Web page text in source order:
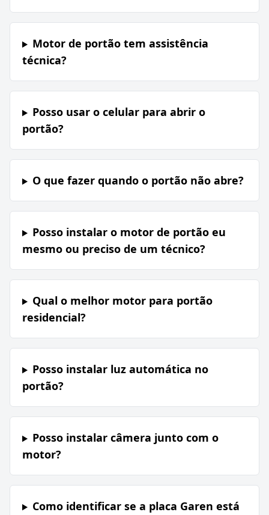
Motor de portão tem assistência
técnica?
Posso usar o celular para abrir o
portão?
O que fazer quando o portão não abre?
Posso instalar o motor de portão eu
mesmo ou preciso de um técnico?
Qual o melhor motor para portão
residencial?
Posso instalar luz automática no
portão?
Posso instalar câmera junto com o
motor?
Como identificar se a placa Garen está